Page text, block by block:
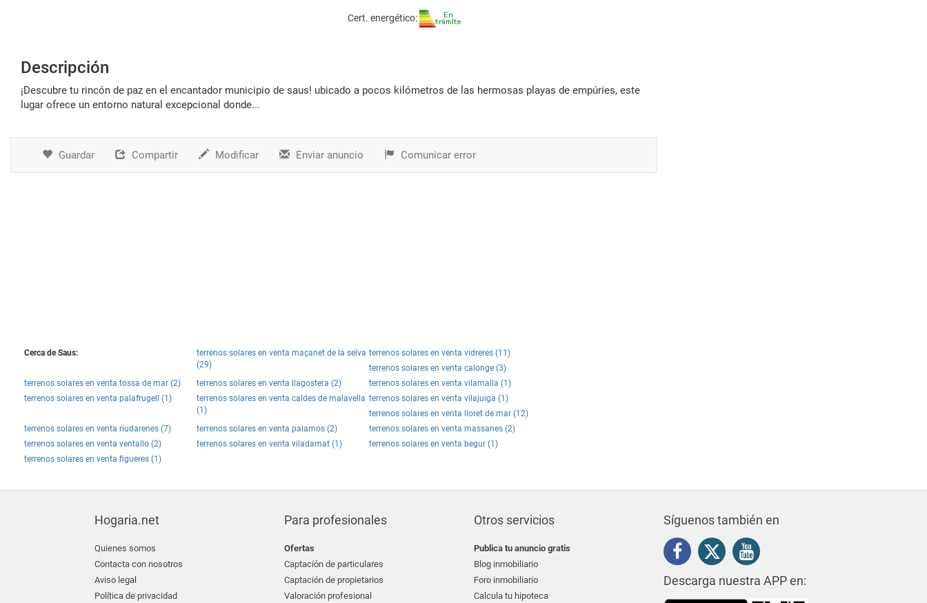
Cert. energético:
Descripción
¡descubre tu rincón de paz en el encantador municipio de saus! ubicado a pocos kilómetros de las hermosas playas de empúries, este
lugar ofrece un entorno natural excepcional donde...
Guardar Compartir Modificar Enviar anuncio Comunicar error
Cerca de Saus:
terrenos solares en venta maçanet de la selva
(29)
terrenos solares en venta vidreres (11)
terrenos solares en venta calonge (3)
terrenos solares en venta tossa de mar (2)
terrenos solares en venta llagostera (2)
terrenos solares en venta vilamalla (1)
terrenos solares en venta palafrugell (1)
terrenos solares en venta caldes de malavella
(1)
terrenos solares en venta vilajuiga (1)
terrenos solares en venta lloret de mar (12)
terrenos solares en venta riudarenes (7)
terrenos solares en venta palamos (2)
terrenos solares en venta massanes (2)
terrenos solares en venta ventallo (2)
terrenos solares en venta viladamat (1)
terrenos solares en venta begur (1)
terrenos solares en venta figueres (1)
Hogaria.net
Quienes somos
Contacta con nosotros
Aviso legal
Política de privacidad
Para profesionales
Ofertas
Captación de particulares
Captación de propietarios
Valoración profesional
Otros servicios
Publica tu anuncio gratis
Blog inmobiliario
Foro inmobiliario
Calcula tu hipoteca
Síguenos también en
Descarga nuestra APP en: